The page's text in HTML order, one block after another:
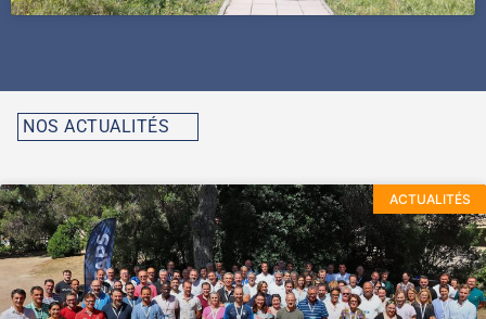
NOS ACTUALITÉS
ACTUALITÉS